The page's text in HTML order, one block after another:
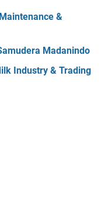
&
Madanindo
Industry & Trading